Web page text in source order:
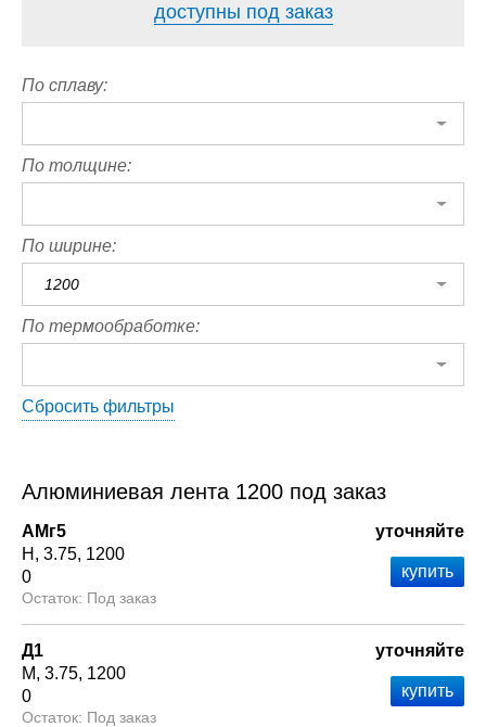
доступны под заказ
По сплаву:
По толщине:
По ширине:
1200
По термообработке:
Сбросить фильтры
Алюминиевая лента 1200 под заказ
АМг5
Н
3.75 1200
0
Под заказ
уточняйте
Д1
М 3.75 1200
0
Под заказ
уточняйте